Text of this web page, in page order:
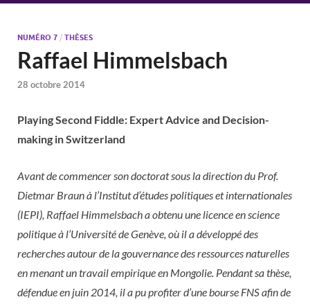
NUMÉRO 7 / THÈSES
Raffael Himmelsbach
28 octobre 2014
Playing Second Fiddle: Expert Advice and Decision-
making in Switzerland
Avant de commencer son doctorat sous la direction du Prof.
Dietmar Braun à l’Institut d’études politiques et internationales
(IEPI), Raffael Himmelsbach a obtenu une licence en science
politique à l’Université de Genève, où il a développé des
recherches autour de la gouvernance des ressources naturelles
en menant un travail empirique en Mongolie. Pendant sa thèse,
défendue en juin 2014, il a pu profiter d’une bourse FNS afin de